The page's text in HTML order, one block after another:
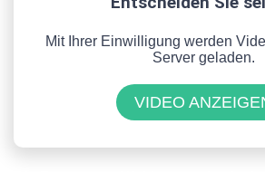
Mit Ihrer Einwilligung werden
Server geladen.
VIDEO